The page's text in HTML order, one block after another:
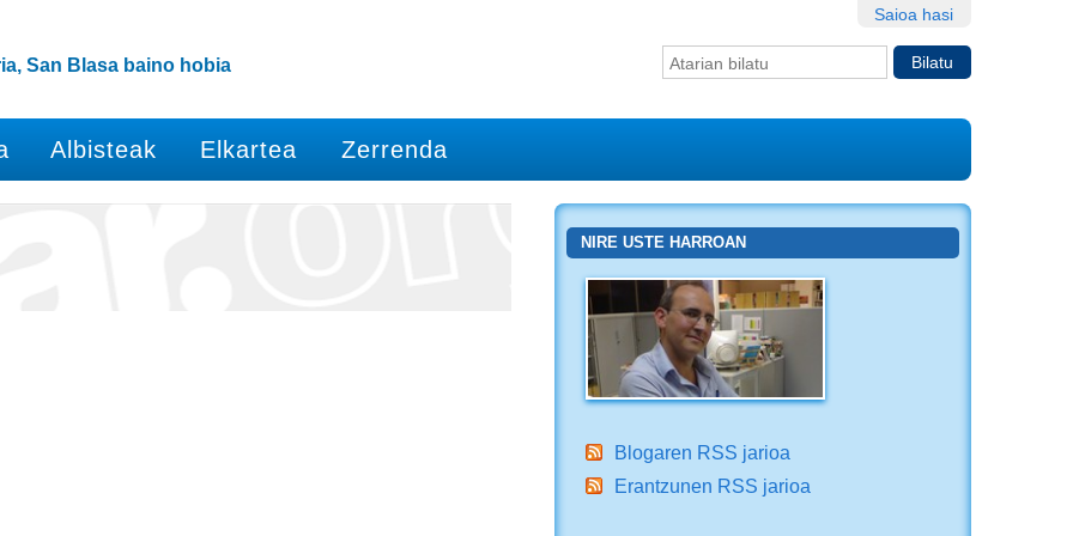
Saioa hasi
Bilatu atarian
San Blasa baino hobia
Albisteak Elkartea Zerrenda
NIRE USTE HARROAN
Blogaren RSS jarioa
Erantzunen RSS jarioa